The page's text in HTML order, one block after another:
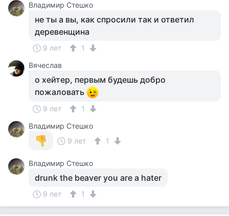
Владимир Стешко
не ты а вы, как спросили так и ответил
деревенщина
9 лет
1
Вячеслав
о хейтер, первым будешь добро
пожаловать
9 лет
1
Владимир Стешко
9 лет
1
Владимир Стешко
drunk the beaver you are a hater
9 лет 1